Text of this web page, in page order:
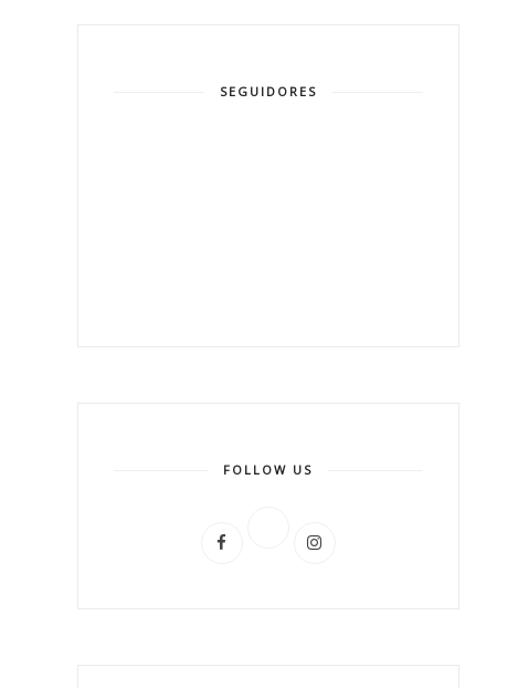
SEGUIDORES
FOLLOW US